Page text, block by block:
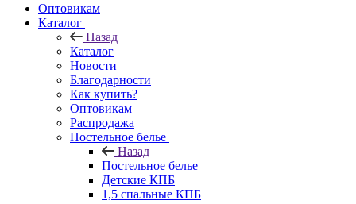
Оптовикам
Каталог
Назад
Каталог
Новости
Благодарности
Как купить?
Оптовикам
Распродажа
Постельное белье
Назад
Постельное белье
Детские КПБ
1,5 спальные КПБ